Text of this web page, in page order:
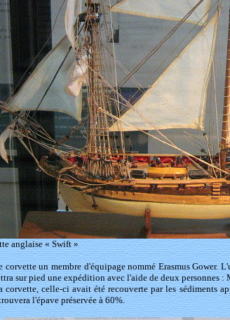
anglaise « Swift »
un membre d'équipage nommé Erasmus Gower.
sur pied une expédition avec l'aide de deux personnes
corvette, celle-ci avait été recouverte par les sédiments
l'épave préservée à 60%.